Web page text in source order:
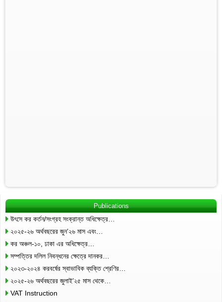
Publications
উৎসে কর কর্তন/সংগ্রহ সংক্রান্ত অধিক্ষেত্র…
২০২৫-২৬ অর্থবছরের জুন’২৬ মাস এবং…
কর অঞ্চল-১০, ঢাকা এর অধিক্ষেত্র…
সম্পত্তির দলিল নিবন্ধনের ক্ষেত্রে দানকর…
২০২৩-২০২৪ করবর্ষের স্বাভাবিক ব্যক্তি শ্রেণির…
২০২৫-২৬ অর্থবছরের জুলাই’২৫ মাস থেকে…
VAT Instruction